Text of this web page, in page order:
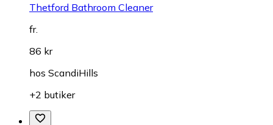
Thetford Bathroom Cleaner
fr.
86 kr
hos ScandiHills
+2 butiker